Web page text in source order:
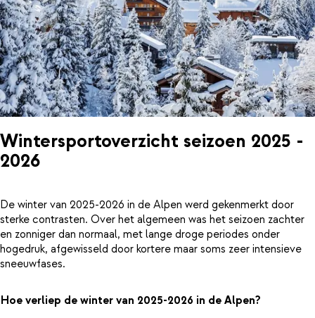
Wintersportoverzicht seizoen 2025 -
2026
De winter van 2025-2026 in de Alpen werd gekenmerkt door
sterke contrasten. Over het algemeen was het seizoen zachter
en zonniger dan normaal, met lange droge periodes onder
hogedruk, afgewisseld door kortere maar soms zeer intensieve
sneeuwfases.
Hoe verliep de winter van 2025-2026 in de Alpen?